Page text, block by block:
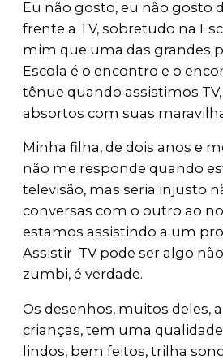
Eu não gosto, eu não gosto
frente a TV, sobretudo na
mim que uma das grandes
Escola é o encontro e o
tênue quando assistimos
absortos com suas
Minha filha, de dois anos e
não me responde quando
televisão, mas seria injusto
conversas com o outro ao
estamos assistindo a um
Assistir TV pode ser algo
zumbi, é verdade.
Os desenhos, muitos deles,
crianças, tem uma
lindos, bem feitos, trilha